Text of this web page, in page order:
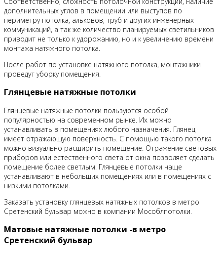
дополнительных углов в помещении или выступов по
периметру потолка, альковов, труб и других инженерных
коммуникаций, а так же количество планируемых светильников
приводит не только к удорожанию, но и к увеличению времени
монтажа натяжного потолка.
После работ по установке натяжного потолка, монтажники
проведут уборку помещения.
Глянцевые натяжные потолки
Глянцевые натяжные потолки пользуются особой
популярностью на современном рынке. Их можно
устанавливать в помещениях любого назначения. Глянец
имеет отражающую поверхность. С помощью такого потолка
можно визуально расширить помещение. Отражение световых
приборов или естественного света от окна позволяет сделать
помещение более светлым. Глянцевые потолки чаще
устанавливают в небольших помещениях или в помещениях с
низкими потолками.
Заказать установку глянцевых натяжных потолков в метро
Сретенский бульвар можно в компании Мособлпотолки.
Матовые натяжные потолки -в метро
Сретенский бульвар